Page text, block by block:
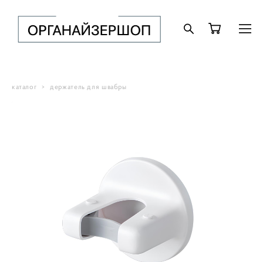
каталог > держатель для швабры